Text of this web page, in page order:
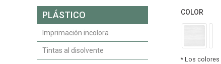
PLÁSTICO
Imprimación incolora
Tintas al disolvente
COLOR